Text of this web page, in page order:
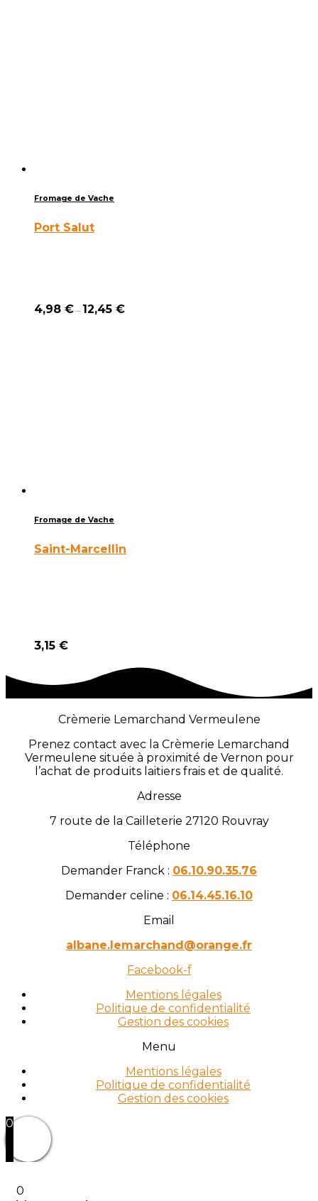
Fromage de Vache
Port Salut
4,98 €–12,45 €
Fromage de Vache
Saint-Marcellin
3,15 €
Crèmerie Lemarchand Vermeulene
Prenez contact avec la Crèmerie Lemarchand
Vermeulene située à proximité de Vernon pour
l’achat de produits laitiers frais et de qualité.
Adresse
7 route de la Cailleterie 27120 Rouvray
Téléphone
Demander Franck : 06.10.90.35.76
Demander celine : 06.14.45.16.10
Email
albane.lemarchand@orange.fr
Facebook-f
Mentions légales
Politique de confidentialité
Gestion des cookies
Menu
Mentions légales
Politique de confidentialité
Gestion des cookies
0
0